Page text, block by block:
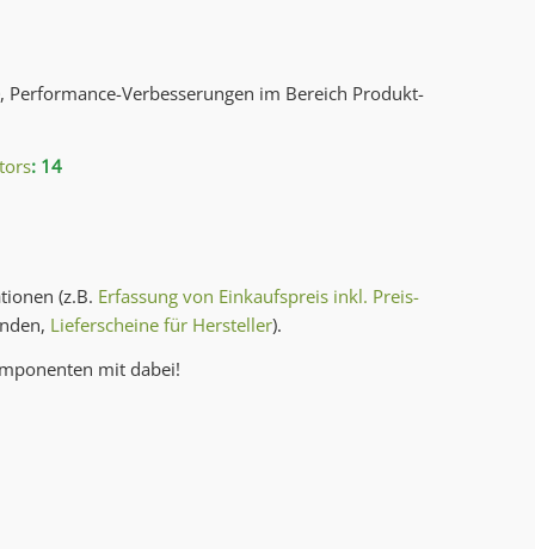
Verbesserungen im Bereich Produkt-
: 14
(z.B. Erfassung von Einkaufspreis inkl. Preis-
Lieferscheine für Hersteller).
mit dabei!